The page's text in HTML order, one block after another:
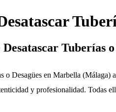
Tuberías
o Desagües en Marbella (Málaga)
y profesionalidad. Todas